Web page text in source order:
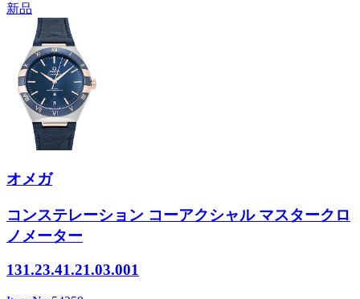
新品
オメガ
コンステレーション コーアクシャル マスタークロ
ノメーター
131.23.41.21.03.001